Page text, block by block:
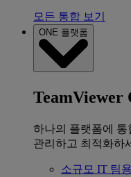
모든 통합 보기
ONE 플랫폼
TeamViewer
하나의 플랫폼에 통
관리하고 최적화하
소규모 IT 팀용